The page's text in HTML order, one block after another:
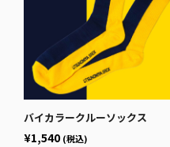
バイカラークルーソックス
¥1,540 (税込)